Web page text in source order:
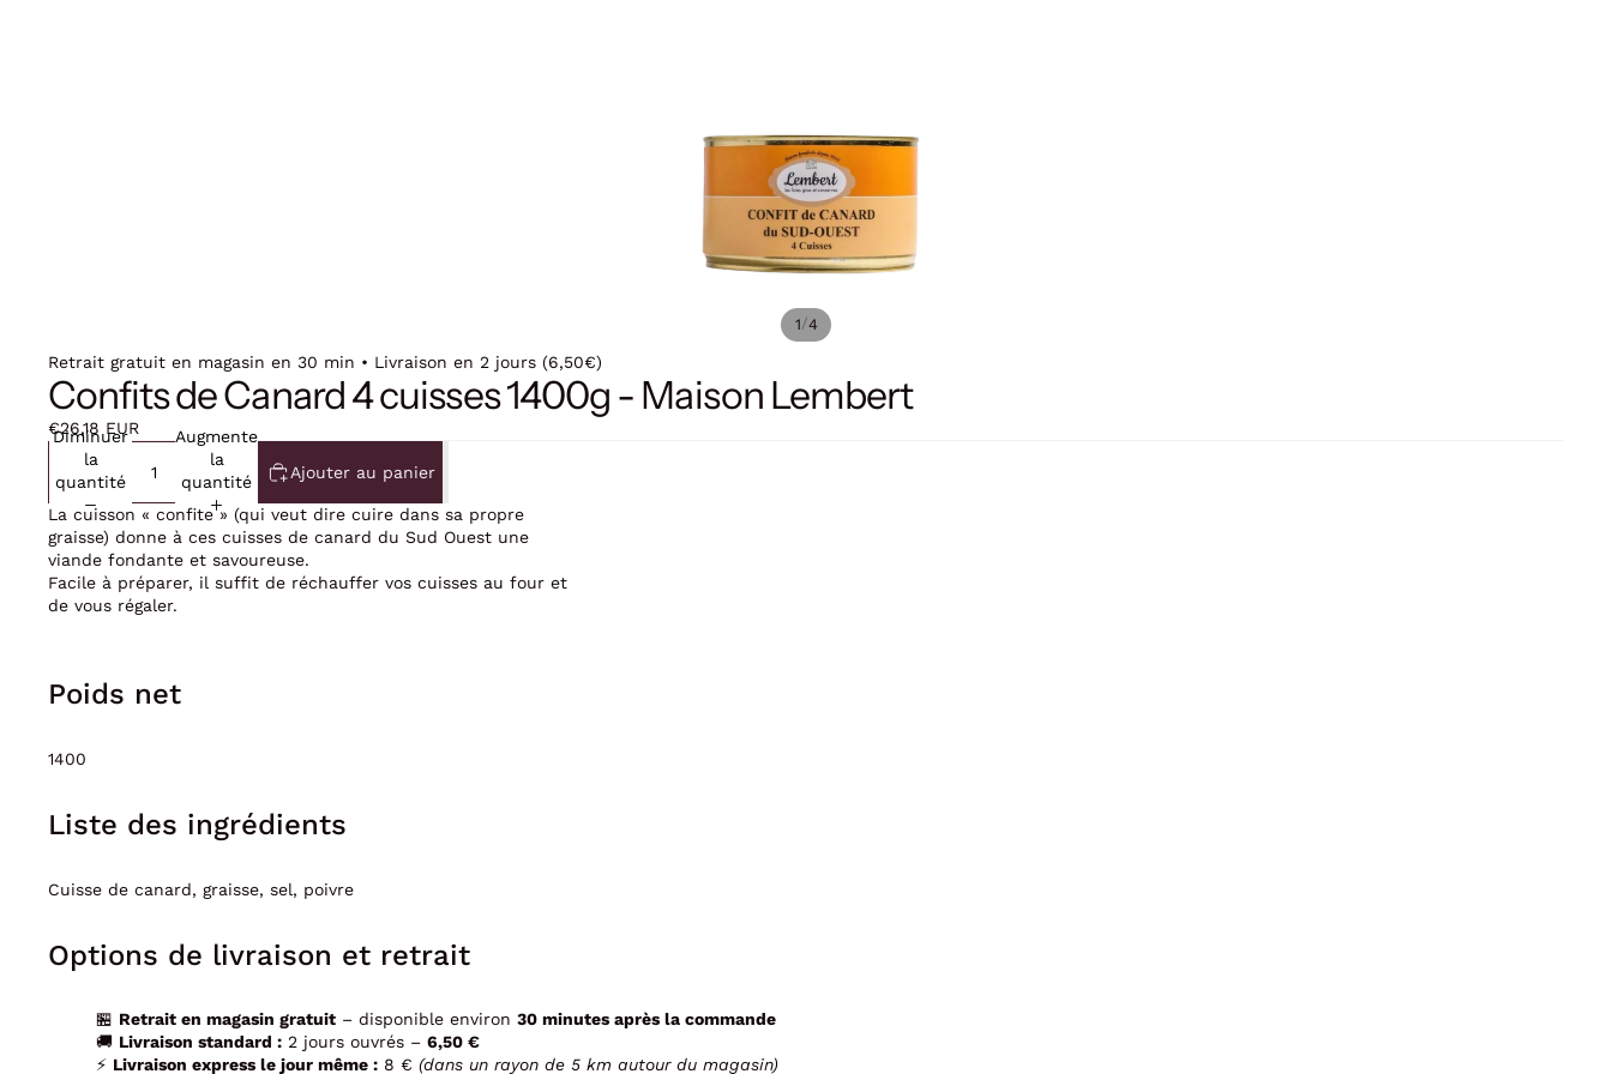
1/4
Retrait gratuit en magasin en 30 min • Livraison en 2 jours (6,50€)
Confits de Canard 4 cuisses 1400g - Maison Lembert
€26,18 EUR
Diminuer
la
quantité
Augmenter
la
quantité
Ajouter au panier
La cuisson « confite » (qui veut dire cuire dans sa propre
graisse) donne à ces cuisses de canard du Sud Ouest une
viande fondante et savoureuse.
Facile à préparer, il suffit de réchauffer vos cuisses au four et
de vous régaler.
Poids net
1400
Liste des ingrédients
Cuisse de canard, graisse, sel, poivre
Options de livraison et retrait
🏪 Retrait en magasin gratuit – disponible environ 30 minutes après la commande
🚚 Livraison standard : 2 jours ouvrés – 6,50 €
⚡ Livraison express le jour même : 8 € (dans un rayon de 5 km autour du magasin)